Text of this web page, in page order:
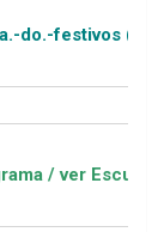
(11-20h)